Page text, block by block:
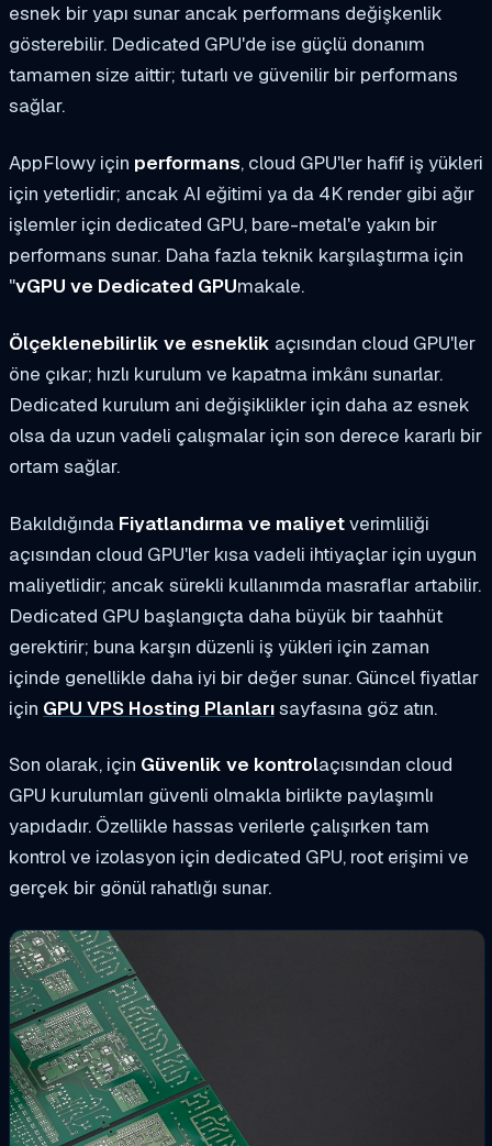
esnek bir yapı sunar ancak performans değişkenlik
gösterebilir. Dedicated GPU'de ise güçlü donanım
tamamen size aittir; tutarlı ve güvenilir bir performans
sağlar.
AppFlowy için performans, cloud GPU'ler hafif iş yükleri
için yeterlidir; ancak AI eğitimi ya da 4K render gibi ağır
işlemler için dedicated GPU, bare-metal'e yakın bir
performans sunar. Daha fazla teknik karşılaştırma için
"vGPU ve Dedicated GPUmakale.
Ölçeklenebilirlik ve esneklik açısından cloud GPU'ler
öne çıkar; hızlı kurulum ve kapatma imkânı sunarlar.
Dedicated kurulum ani değişiklikler için daha az esnek
olsa da uzun vadeli çalışmalar için son derece kararlı bir
ortam sağlar.
Bakıldığında Fiyatlandırma ve maliyetverimliliği
açısından cloud GPU'ler kısa vadeli ihtiyaçlar için uygun
maliyetlidir; ancak sürekli kullanımda masraflar artabilir.
Dedicated GPU başlangıçta daha büyük bir taahhüt
gerektirir; buna karşın düzenli iş yükleri için zaman
içinde genellikle daha iyi bir değer sunar. Güncel fiyatlar
için GPU VPS Hosting Planlarısayfasına göz atın.
Son olarak, için Güvenlik ve kontrolaçısından cloud
GPU kurulumları güvenli olmakla birlikte paylaşımlı
yapıdadır. Özellikle hassas verilerle çalışırken tam
kontrol ve izolasyon için dedicated GPU, root erişimi ve
gerçek bir gönül rahatlığı sunar.